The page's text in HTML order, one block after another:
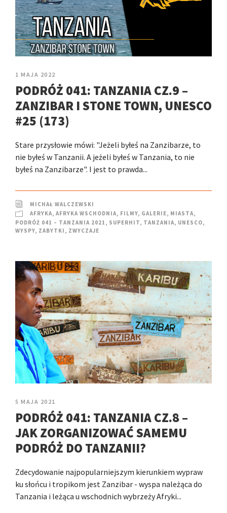
1 MAJA 2022
PODRÓŻ 041: TANZANIA CZ.9 –
ZANZIBAR I STONE TOWN, UNESCO
#25 (173)
Stare przysłowie mówi: "Jeżeli byłeś na Zanzibarze, to
nie byłeś w Tanzanii. A jeżeli byłeś w Tanzania, to nie
byłeś na Zanzibarze". I jest to prawda...
MICHAŁ WALCZEWSKI
AFRYKA, AFRYKA WSCHODNIA, FILMY, GALERIE, MIASTA,
PODRÓŻ 041 – TANZANIA 2021 , SUPERHIT, TANZANIA, UNESCO,
WYSPY, ZABYTKI , ZWYCZAJE
5 MAJA 2021
PODRÓŻ 041: TANZANIA CZ.8 –
JAK ZORGANIZOWAĆ SAMEMU
PODRÓŻ DO TANZANII?
Zdecydowanie najpopularniejszym kierunkiem wypraw
ku słońcu i tropikom jest Zanzibar - wyspa należąca do
Tanzania i leżąca u wschodnich wybrzeży Afryki...